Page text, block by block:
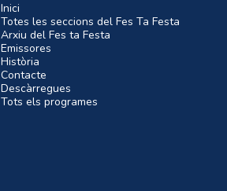
Inici
Totes les seccions del Fes Ta Festa
Arxiu del Fes ta Festa
Emissores
Història
Contacte
Descàrregues
Tots els programes